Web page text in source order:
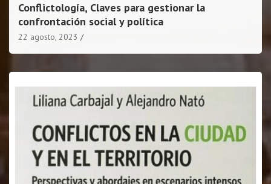
Conflictología, Claves para gestionar la
confrontación social y política
22 agosto, 2023